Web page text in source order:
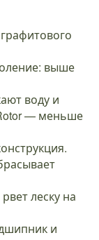
выше
воду и
— меньше
леску на
и